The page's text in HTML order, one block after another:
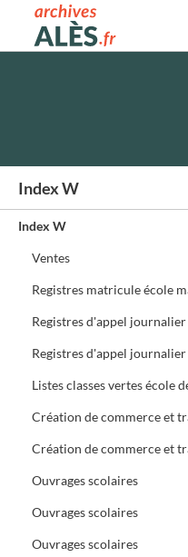
Archives municipales d'Alès
Index W
Index W
Ventes
Registres matricule école
Registres d'appel
Registres d'appel
Listes classes vertes école
Ouvrages scolaires
Ouvrages scolaires
Ouvrages scolaires